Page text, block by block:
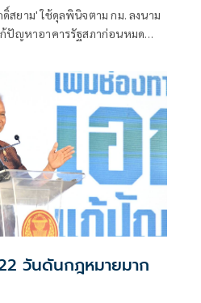
สยาม' ใช้ดุลพินิจตาม กม. ลงนาม
ก้ปัญหาอาคารรัฐสภาก่อนหมด
วันดันกฎหมายมาก